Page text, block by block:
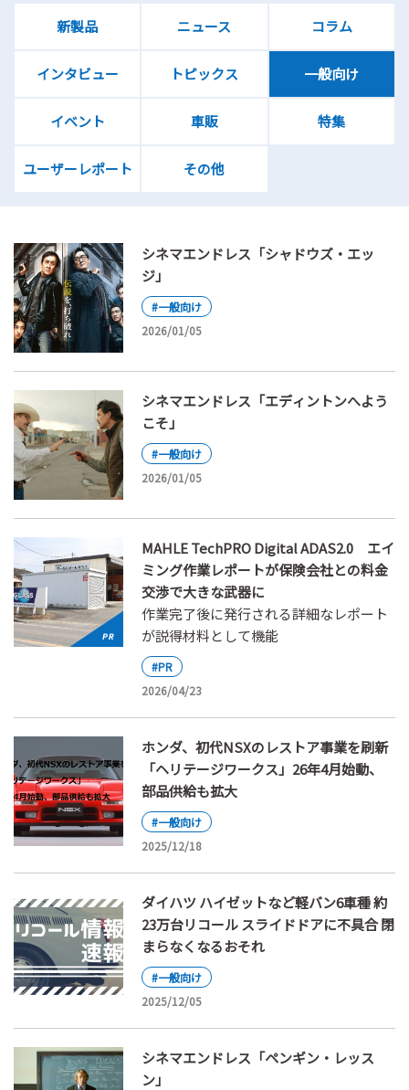
新製品 ニュース コラム
インタビュー トピックス 一般向け
イベント 車販 特集
ユーザーレポート その他
シネマエンドレス「シャドウズ・エッ
ジ」
#一般向け
2026/01/05
シネマエンドレス「エディントンへよう
こそ」
#一般向け
2026/01/05
MAHLE TechPRO Digital ADAS2.0 エイ
ミング作業レポートが保険会社との料金
交渉で大きな武器に
作業完了後に発行される詳細なレポート
が説得材料として機能
#PR
2026/04/23
ホンダ、初代NSXのレストア事業を刷新
「ヘリテージワークス」26年4月始動、
部品供給も拡大
#一般向け
2025/12/18
ダイハツ ハイゼットなど軽バン6車種 約
23万台リコール スライドドアに不具合 閉
まらなくなるおそれ
#一般向け
2025/12/05
シネマエンドレス「ペンギン・レッス
ン」